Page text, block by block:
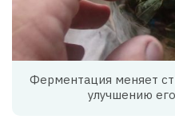
Ферментация меняет
улучшению